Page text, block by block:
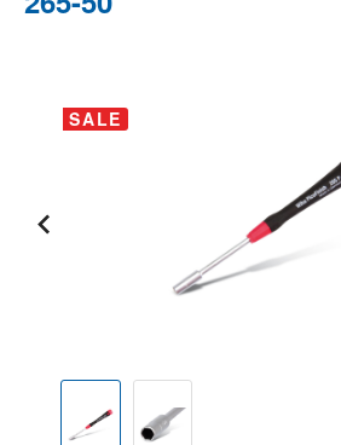
Bildergalerie überspringen
SALE